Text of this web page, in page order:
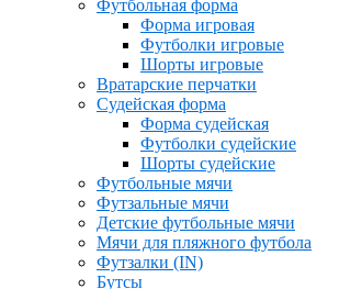
Футбольная форма
Форма игровая
Футболки игровые
Шорты игровые
Вратарские перчатки
Судейская форма
Форма судейская
Футболки судейские
Шорты судейские
Футбольные мячи
Футзальные мячи
Детские футбольные мячи
Мячи для пляжного футбола
Футзалки (IN)
Бутсы